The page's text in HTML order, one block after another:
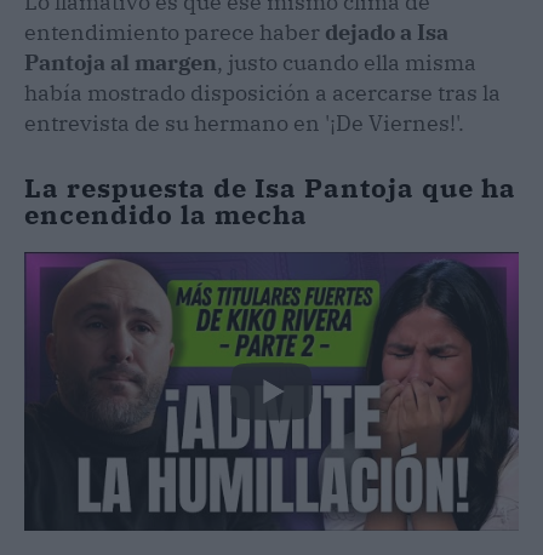
entendimiento parece haber dejado a Isa
Pantoja al margen, justo cuando ella misma
había mostrado disposición a acercarse tras la
entrevista de su hermano en '¡De Viernes!'.
La respuesta de Isa Pantoja que ha
encendido la mecha